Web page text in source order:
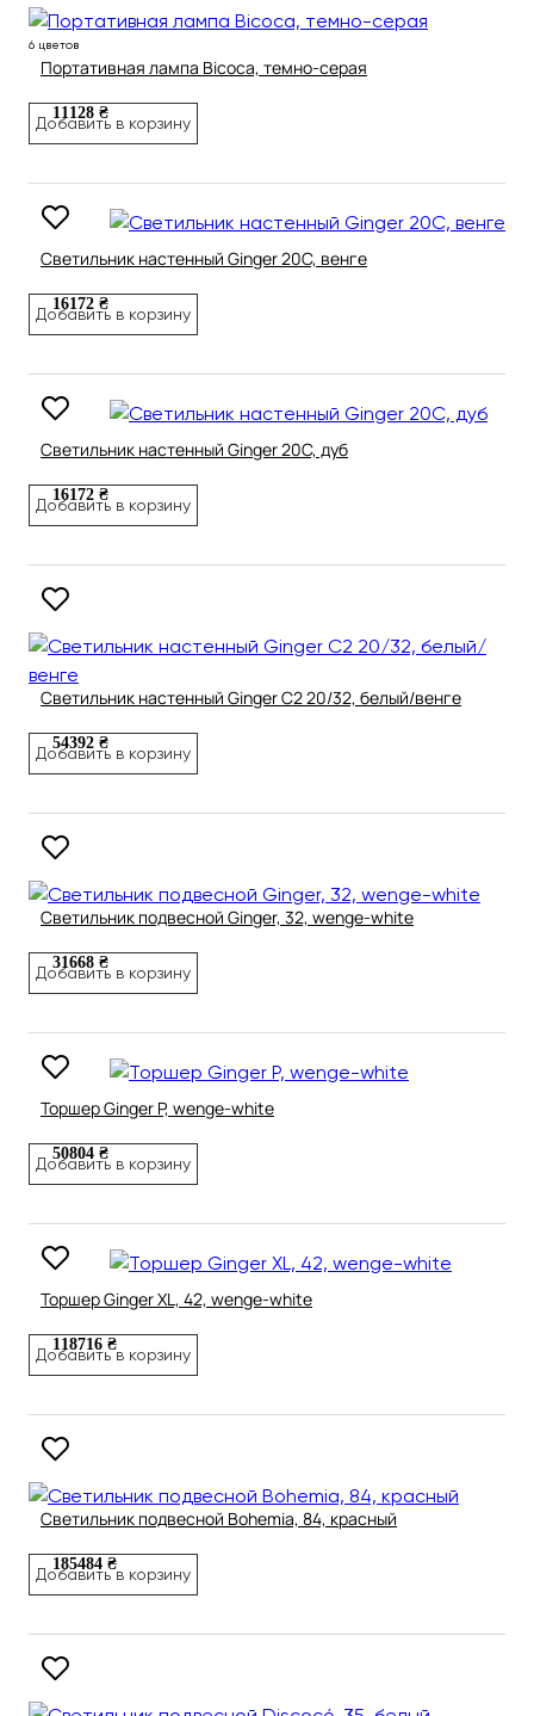
6 цветов
Портативная лампа Bicoca, темно-серая
11128 ₴
Добавить в корзину
Светильник настенный Ginger 20C, венге
16172 ₴
Добавить в корзину
Светильник настенный Ginger 20C, дуб
16172 ₴
Добавить в корзину
Светильник настенный Ginger C2 20/32, белый/венге
54392 ₴
Добавить в корзину
Светильник подвесной Ginger, 32, wenge-white
31668 ₴
Добавить в корзину
Торшер Ginger P, wenge-white
50804 ₴
Добавить в корзину
Торшер Ginger XL, 42, wenge-white
118716 ₴
Добавить в корзину
Светильник подвесной Bohemia, 84, красный
185484 ₴
Добавить в корзину